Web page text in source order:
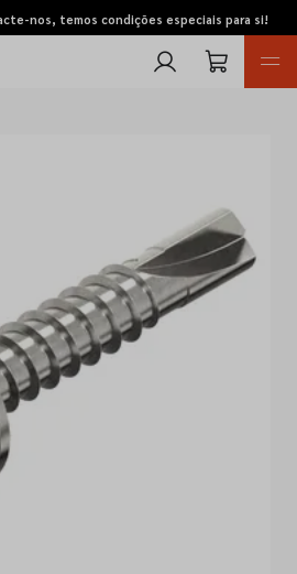
nos, temos condições especiais para si!